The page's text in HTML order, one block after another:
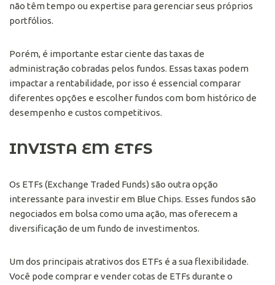
não têm tempo ou expertise para gerenciar seus próprios
portfólios.
Porém, é importante estar ciente das taxas de
administração cobradas pelos fundos. Essas taxas podem
impactar a rentabilidade, por isso é essencial comparar
diferentes opções e escolher fundos com bom histórico de
desempenho e custos competitivos.
INVISTA EM ETFS
Os ETFs (Exchange Traded Funds) são outra opção
interessante para investir em Blue Chips. Esses fundos são
negociados em bolsa como uma ação, mas oferecem a
diversificação de um fundo de investimentos.
Um dos principais atrativos dos ETFs é a sua flexibilidade.
Você pode comprar e vender cotas de ETFs durante o